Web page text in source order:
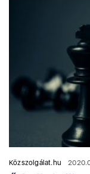
Közszolgálat.hu